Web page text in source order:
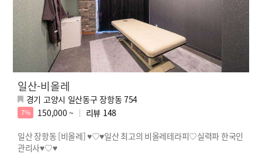
일산-비올레
경기 고양시 일산동구 장항동 754
7% 150,000 ~ 리뷰 148
일산 장항동 [비올레] ♥♡♥일산 최고의 비올레테라피♡실력파 한국인
관리사♥♡♥